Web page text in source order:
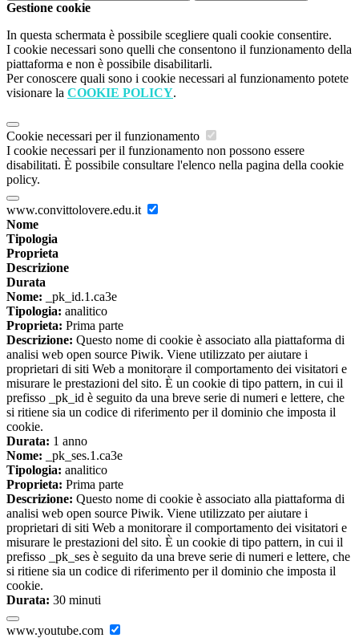
Gestione cookie
In questa schermata è possibile scegliere quali cookie consentire.
I cookie necessari sono quelli che consentono il funzionamento della
piattaforma e non è possibile disabilitarli.
Per conoscere quali sono i cookie necessari al funzionamento potete
visionare la COOKIE POLICY.
Cookie necessari per il funzionamento
I cookie necessari per il funzionamento non possono essere
disabilitati. È possibile consultare l'elenco nella pagina della cookie
policy.
www.convittolovere.edu.it
Nome
Tipologia
Proprieta
Descrizione
Durata
Nome: _pk_id.1.ca3e
Tipologia: analitico
Proprieta: Prima parte
Descrizione: Questo nome di cookie è associato alla piattaforma di
analisi web open source Piwik. Viene utilizzato per aiutare i
proprietari di siti Web a monitorare il comportamento dei visitatori e
misurare le prestazioni del sito. È un cookie di tipo pattern, in cui il
prefisso _pk_id è seguito da una breve serie di numeri e lettere, che
si ritiene sia un codice di riferimento per il dominio che imposta il
cookie.
Durata: 1 anno
Nome: _pk_ses.1.ca3e
Tipologia: analitico
Proprieta: Prima parte
Descrizione: Questo nome di cookie è associato alla piattaforma di
analisi web open source Piwik. Viene utilizzato per aiutare i
proprietari di siti Web a monitorare il comportamento dei visitatori e
misurare le prestazioni del sito. È un cookie di tipo pattern, in cui il
prefisso _pk_ses è seguito da una breve serie di numeri e lettere, che
si ritiene sia un codice di riferimento per il dominio che imposta il
cookie.
Durata: 30 minuti
www.youtube.com